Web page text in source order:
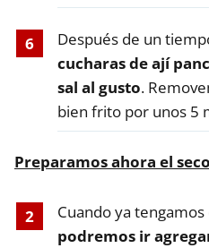
Después de un
cucharas de ají
sal al gusto.
bien frito por unos 5
Preparamos ahora el
Cuando ya
podremos ir